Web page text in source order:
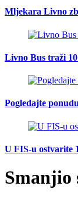
Mljekara Livno
Livno Bus traži
Pogledajte
U FIS-u ostvarite
Smanjio